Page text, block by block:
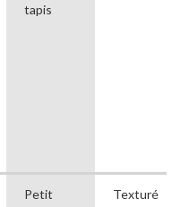
tapis
Petit
Texturé